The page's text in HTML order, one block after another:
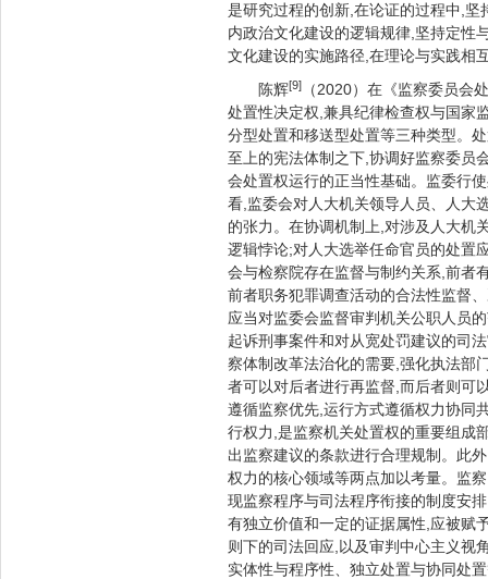
是研究过程的创新,在论证的过程中,
内政治文化建设的逻辑规律,坚持定性
文化建设的实施路径,在理论与实践相
陈辉[9]
（2020）在《监察委员会
处置性决定权,兼具纪律检查权与国家
分型处置和移送型处置等三种类型。
至上的宪法体制之下,协调好监察委员
会处置权运行的正当性基础。监委行
看,监委会对人大机关领导人员、人大
的张力。在协调机制上,对涉及人大机
逻辑悖论;对人大选举任命官员的处置
会与检察院存在监督与制约关系,前者
前者职务犯罪调查活动的合法性监督
应当对监委会监督审判机关公职人员
起诉刑事案件和对从宽处罚建议的司
察体制改革法治化的需要,强化执法部
者可以对后者进行再监督,而后者则可
遵循监察优先,运行方式遵循权力协同
行权力,是监察机关处置权的重要组成
出监察建议的条款进行合理规制。此
权力的核心领域等两点加以考量。监
现监察程序与司法程序衔接的制度安
有独立价值和一定的证据属性,应被赋
则下的司法回应,以及审判中心主义视
实体性与程序性、独立处置与协同处